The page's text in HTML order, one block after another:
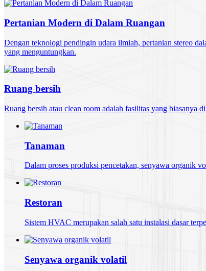
Pertanian Modern di Dalam Ruangan
Dengan teknologi pendingin udara ilmiah, pertanian stereo
yang menguntungkan.
Ruang bersih
Ruang bersih atau clean room adalah fasilitas yang biasanya
Tanaman
Dalam proses produksi pencetakan, senyawa organik
Restoran
Sistem HVAC merupakan salah satu instalasi dasar
Senyawa organik volatil